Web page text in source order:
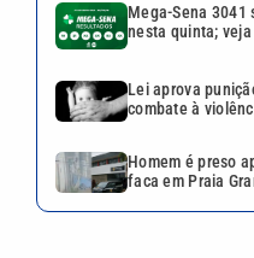
Mega-Sena 3041
nesta quinta;
Lei aprova
combate à
Homem é preso
faca em Praia